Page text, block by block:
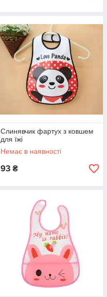
Слинявчик фартух з ковшем
для їжі
Немає в наявності
93 ₴